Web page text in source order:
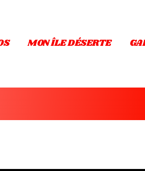
MON ÎLE DÉSERTE